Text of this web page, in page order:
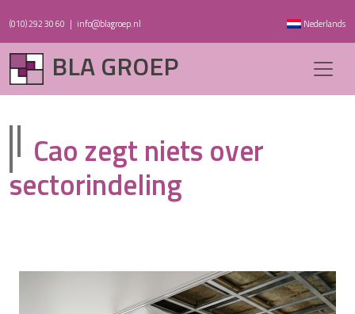
(010) 292 30 60 | info@blagroep.nl Nederlands
BLA GROEP
Cao zegt niets over
sectorindeling